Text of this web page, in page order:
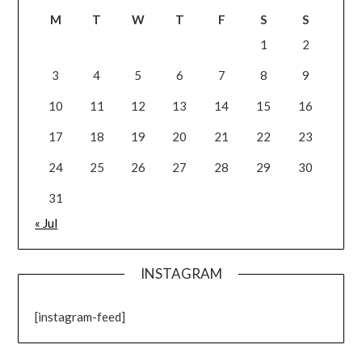
M T W T F S
S
1
2
3 4 5 6 7 8 9
10 11 12 13 14 15 16
17 18 19 20 21 22 23
24 25 26 27 28 29 30
31
« Jul
INSTAGRAM
[instagram-feed]